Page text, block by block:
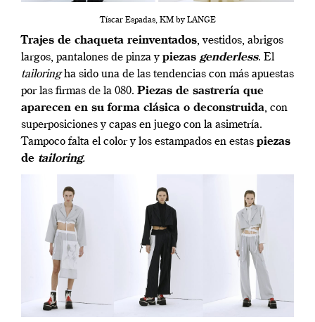
Tíscar Espadas, KM by LANGE
Trajes de chaqueta reinventados, vestidos, abrigos
largos, pantalones de pinza ypiezas genderless. El
tailoringha sido una de las tendencias con más apuestas
por las firmas de la 080. Piezas de sastrería que
aparecen en su forma clásica o deconstruida, con
superposiciones y capas en juego con la asimetría.
Tampoco falta el color y los estampados en estas piezas
de tailoring.